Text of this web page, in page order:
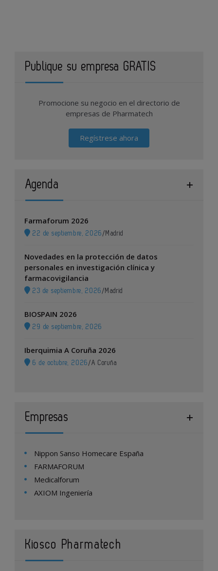
Publique su empresa GRATIS
Promocione su negocio en el directorio de
empresas de Pharmatech
Regístrese ahora
Agenda
Farmaforum 2026
22 de septiembre, 2026 / Madrid
Novedades en la protección de datos
personales en investigación clínica y
farmacovigilancia
23 de septiembre, 2026 / Madrid
BIOSPAIN 2026
29 de septiembre, 2026
Iberquimia A Coruña 2026
6 de octubre, 2026 /A Coruña
Empresas
Nippon Sanso Homecare España
FARMAFORUM
Medicalforum
AXIOM Ingeniería
Kiosco Pharmatech